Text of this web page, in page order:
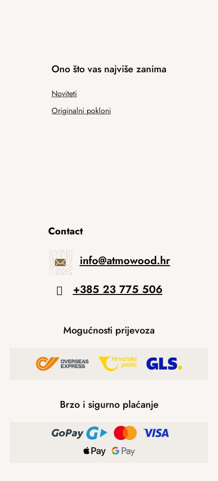
Ono što vas najviše zanima
Noviteti
Originalni pokloni
Contact
info@atmowood.hr
+385 23 775 506
Mogućnosti prijevoza
Brzo i sigurno plaćanje